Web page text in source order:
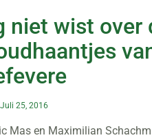
niet wist over
Juli 25, 2016
Mas en Maximilian